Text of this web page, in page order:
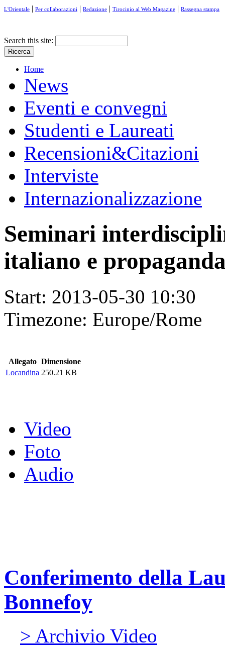
L'Orientale | Per collaborazioni | Redazione | Tirocinio al Web Magazine | Rassegna stampa
Search this site:
Home
News
Eventi e convegni
Studenti e Laureati
Recensioni&Citazioni
Interviste
Internazionalizzazione
Seminari
italiano e
Start: 2013-05-30 10:30
Timezone: Europe/Rome
Allegato Dimensione
Locandina 250.21 KB
Video
Foto
Audio
Conferimento della
Bonnefoy
> Archivio Video